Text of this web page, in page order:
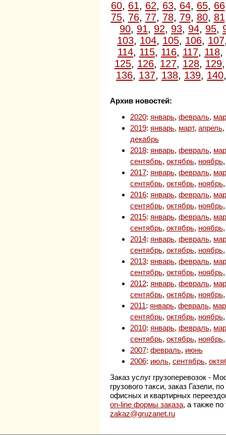
60, 61, 62, 63, 64, 65, 66
75, 76, 77, 78, 79, 80, 81
90, 91, 92, 93, 94, 95,
103, 104, 105, 106, 107
114, 115, 116, 117, 118,
125, 126, 127, 128, 129
136, 137, 138, 139, 140
Архив новостей:
2020: январь, февраль,
2019: январь, март, апрель,
декабрь
2018: январь, февраль,
сентябрь, октябрь, ноябрь
2017: январь, февраль,
сентябрь, октябрь, ноябрь
2016: январь, февраль,
сентябрь, октябрь, ноябрь
2015: январь, февраль,
сентябрь, октябрь, ноябрь
2014: январь, февраль,
сентябрь, октябрь, ноябрь
2013: январь, февраль,
сентябрь, октябрь, ноябрь
2012: январь, февраль,
сентябрь, октябрь, ноябрь
2011: январь, февраль,
сентябрь, октябрь, ноябрь
2010: январь, февраль,
сентябрь, октябрь, ноябрь
2007: февраль, июнь
2006: июль, сентябрь,
Заказ услуг грузоперевозок -
грузового такси, заказ Газели,
офисных и квартирных
on-line формы заказа, а также
zakaz@gruzanet.ru